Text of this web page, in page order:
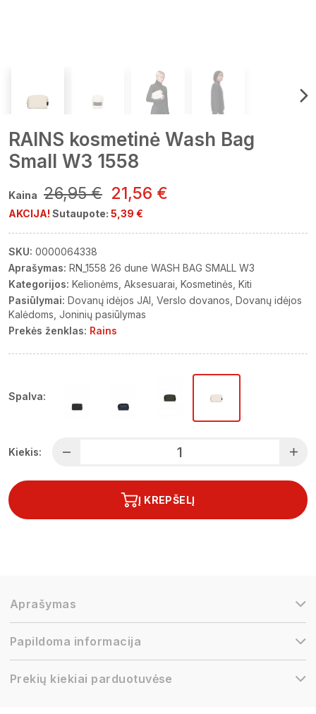
RAINS kosmetinė Wash Bag
Small W3 1558
Kaina 26,95 € 21,56 €
AKCIJA! Sutaupote: 5,39 €
SKU: 0000064338
Aprašymas: RN_1558 26 dune WASH BAG SMALL W3
Kategorijos: Kelionėms Aksesuarai Kosmetinės Kiti
Pasiūlymai: Dovanų idėjos JAI Verslo dovanos Dovanų idėjos
Kalėdoms Joninių pasiūlymas
Prekės ženklas: Rains
Spalva:
Kiekis:
Į KREPŠELĮ
Aprašymas
Papildoma informacija
Prekių kiekiai parduotuvėse